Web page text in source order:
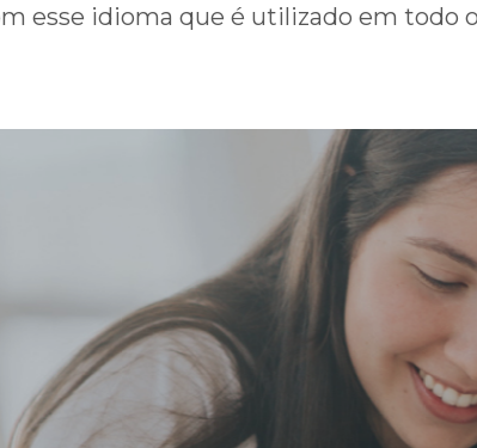
esse idioma que é utilizado em todo